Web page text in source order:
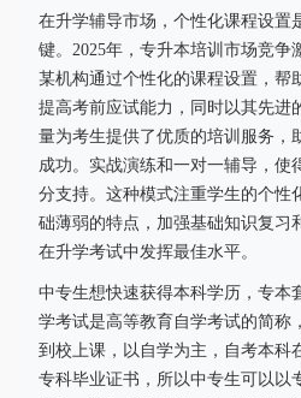
在升学辅导市场，个性化课程设置
键。2025年，专升本培训市场竞争
某机构通过个性化的课程设置，帮
提高考前应试能力，同时以其先进
量为考生提供了优质的培训服务，
成功。实战演练和一对一辅导，使
分支持。这种模式注重学生的个性
础薄弱的特点，加强基础知识复习
在升学考试中发挥最佳水平。
中专生想快速获得本科学历，专本
学考试是高等教育自学考试的简称
到校上课，以自学为主，自考本科
专科毕业证书，所以中专生可以以